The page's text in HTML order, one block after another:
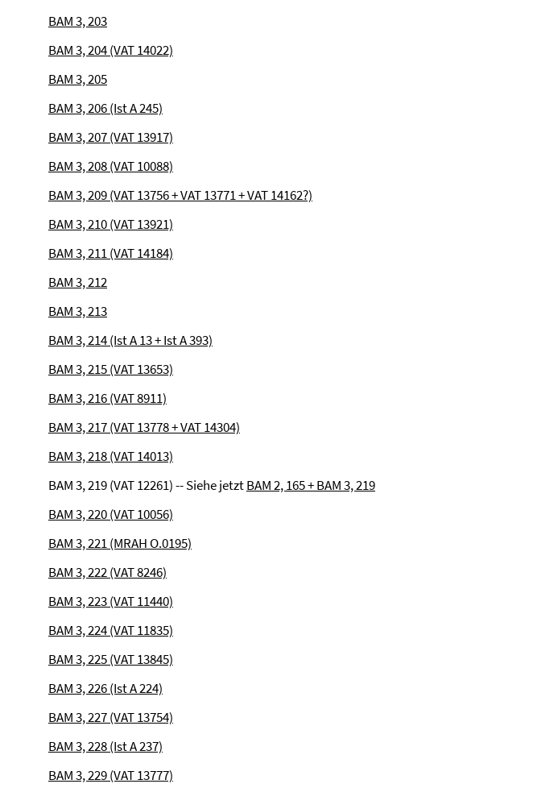
BAM 3, 203
BAM 3, 204 (VAT 14022)
BAM 3, 205
BAM 3, 206 (Ist A 245)
BAM 3, 207 (VAT 13917)
BAM 3, 208 (VAT 10088)
BAM 3, 209 (VAT 13756 + VAT 13771 + VAT 14162?)
BAM 3, 210 (VAT 13921)
BAM 3, 211 (VAT 14184)
BAM 3, 212
BAM 3, 213
BAM 3, 214 (Ist A 13 + Ist A 393)
BAM 3, 215 (VAT 13653)
BAM 3, 216 (VAT 8911)
BAM 3, 217 (VAT 13778 + VAT 14304)
BAM 3, 218 (VAT 14013)
BAM 3, 219 (VAT 12261) -- Siehe jetztBAM 2, 165 + BAM 3, 219
BAM 3, 220 (VAT 10056)
BAM 3, 221 (MRAH O.0195)
BAM 3, 222 (VAT 8246)
BAM 3, 223 (VAT 11440)
BAM 3, 224 (VAT 11835)
BAM 3, 225 (VAT 13845)
BAM 3, 226 (Ist A 224)
BAM 3, 227 (VAT 13754)
BAM 3, 228 (Ist A 237)
BAM 3, 229 (VAT 13777)